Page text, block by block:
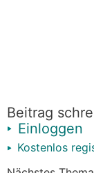
Beitrag
Einloggen
Kostenlos